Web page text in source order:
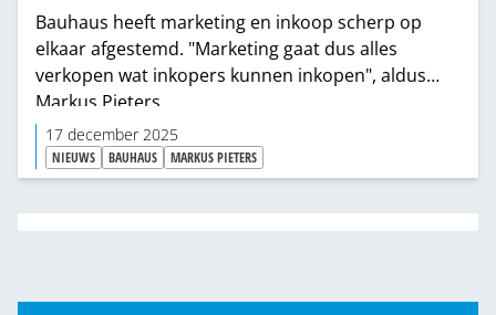
Bauhaus heeft marketing en inkoop scherp op
elkaar afgestemd. "Marketing gaat dus alles
verkopen wat inkopers kunnen inkopen", aldus
Markus Pieters.
17 december 2025
NIEUWS BAUHAUS MARKUS PIETERS